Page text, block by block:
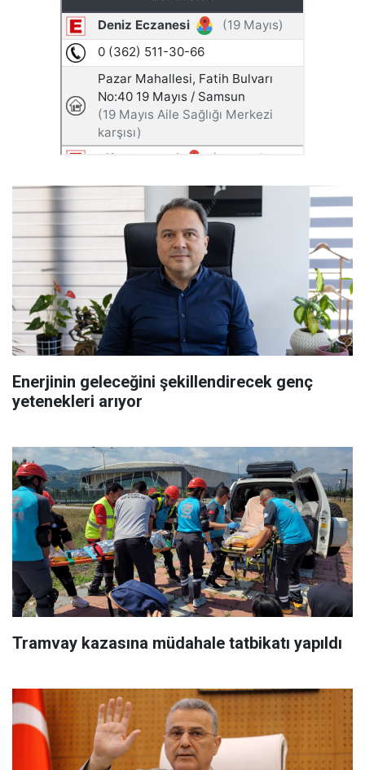
Enerjinin geleceğini şekillendirecek genç
yetenekleri arıyor
Tramvay kazasına müdahale tatbikatı yapıldı